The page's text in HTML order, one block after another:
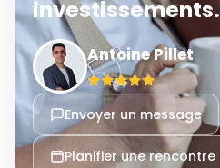
investissements.
Antoine Pillet
Envoyer un message
Planifier une rencontre